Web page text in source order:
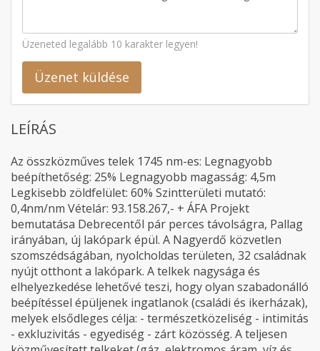
Üzeneted legalább 10 karakter legyen!
Üzenet küldése
LEÍRÁS
Az összközműves telek 1745 nm-es: Legnagyobb
beépíthetőség: 25% Legnagyobb magasság: 4,5m
Legkisebb zöldfelület: 60% Szintterületi mutató:
0,4nm/nm Vételár: 93.158.267,- + ÁFA Projekt
bemutatása Debrecentől pár perces távolságra, Pallag
irányában, új lakópark épül. A Nagyerdő közvetlen
szomszédságában, nyolcholdas területen, 32 családnak
nyújt otthont a lakópark. A telkek nagysága és
elhelyezkedése lehetővé teszi, hogy olyan szabadonálló
beépítéssel épüljenek ingatlanok (családi és ikerházak),
melyek elsődleges célja: - természetközeliség - intimitás
- exkluzivitás - egyediség - zárt közösség. A teljesen